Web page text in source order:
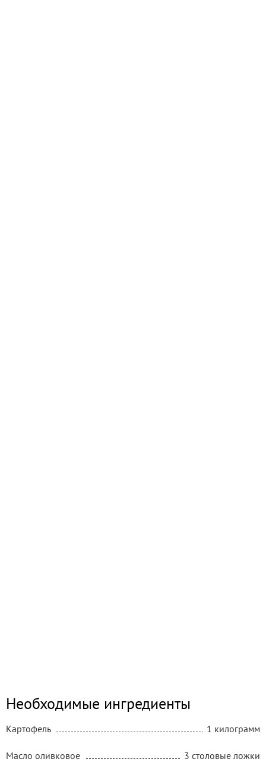
Необходимые ингредиенты
Картофель 1 килограмм
Масло оливковое 3 столовые ложки